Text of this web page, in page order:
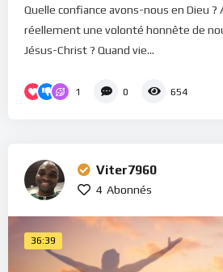
Quelle confiance avons-nous en Dieu ?
réellement une volonté honnête de
Jésus-Christ ? Quand vie...
1 0 654
Viter7960
4 Abonnés
36:39